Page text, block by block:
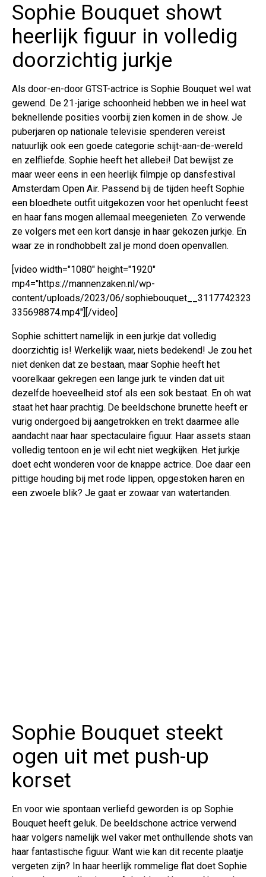
Sophie Bouquet showt
heerlijk figuur in volledig
doorzichtig jurkje
Als door-en-door GTST-actrice is Sophie Bouquet wel wat
gewend. De 21-jarige schoonheid hebben we in heel wat
beknellende posities voorbij zien komen in de show. Je
puberjaren op nationale televisie spenderen vereist
natuurlijk ook een goede categorie schijt-aan-de-wereld
en zelfliefde. Sophie heeft het allebei! Dat bewijst ze
maar weer eens in een heerlijk filmpje op dansfestival
Amsterdam Open Air. Passend bij de tijden heeft Sophie
een bloedhete outfit uitgekozen voor het openlucht feest
en haar fans mogen allemaal meegenieten. Zo verwende
ze volgers met een kort dansje in haar gekozen jurkje. En
waar ze in rondhobbelt zal je mond doen openvallen.
[video width="1080" height="1920"
mp4="https://mannenzaken.nl/wp-
content/uploads/2023/06/sophiebouquet__3117742323
335698874.mp4"][/video]
Sophie schittert namelijk in een jurkje dat volledig
doorzichtig is! Werkelijk waar, niets bedekend! Je zou het
niet denken dat ze bestaan, maar Sophie heeft het
voorelkaar gekregen een lange jurk te vinden dat uit
dezelfde hoeveelheid stof als een sok bestaat. En oh wat
staat het haar prachtig. De beeldschone brunette heeft er
vurig ondergoed bij aangetrokken en trekt daarmee alle
aandacht naar haar spectaculaire figuur. Haar assets staan
volledig tentoon en je wil echt niet wegkijken. Het jurkje
doet echt wonderen voor de knappe actrice. Doe daar een
pittige houding bij met rode lippen, opgestoken haren en
een zwoele blik? Je gaat er zowaar van watertanden.
Sophie Bouquet steekt
ogen uit met push-up
korset
En voor wie spontaan verliefd geworden is op Sophie
Bouquet heeft geluk. De beeldschone actrice verwend
haar volgers namelijk wel vaker met onthullende shots van
haar fantastische figuur. Want wie kan dit recente plaatje
vergeten zijn? In haar heerlijk rommelige flat doet Sophie